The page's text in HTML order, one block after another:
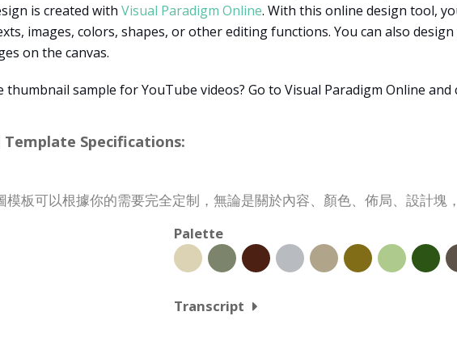
is created with Visual Paradigm Online. With this online design tool,
images, colors, shapes, or other editing functions. You can also
on the canvas.
sample for YouTube videos? Go to Visual Paradigm Online
Template Specifications:
板可以根據你的需要完全定制，無論是關於內容、顏色、佈局、設計塊
Palette
Transcript